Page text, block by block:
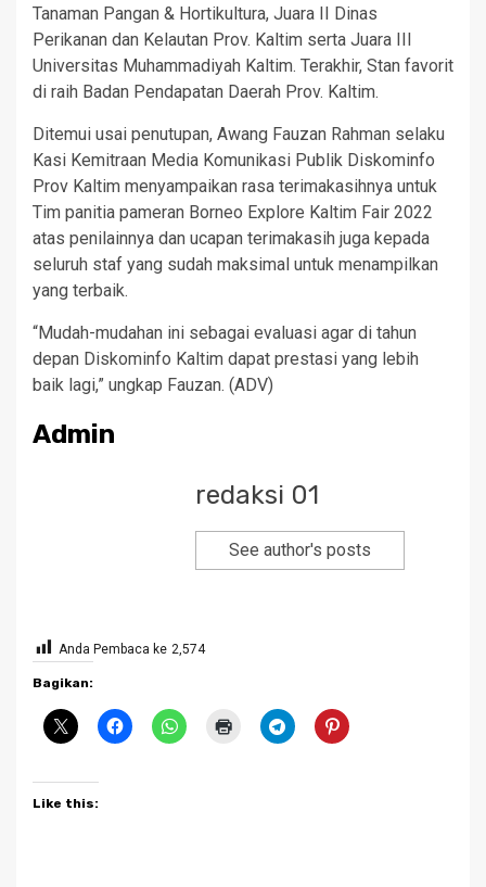
Tanaman Pangan & Hortikultura, Juara II Dinas
Perikanan dan Kelautan Prov. Kaltim serta Juara III
Universitas Muhammadiyah Kaltim. Terakhir, Stan favorit
di raih Badan Pendapatan Daerah Prov. Kaltim.
Ditemui usai penutupan, Awang Fauzan Rahman selaku
Kasi Kemitraan Media Komunikasi Publik Diskominfo
Prov Kaltim menyampaikan rasa terimakasihnya untuk
Tim panitia pameran Borneo Explore Kaltim Fair 2022
atas penilainnya dan ucapan terimakasih juga kepada
seluruh staf yang sudah maksimal untuk menampilkan
yang terbaik.
“Mudah-mudahan ini sebagai evaluasi agar di tahun
depan Diskominfo Kaltim dapat prestasi yang lebih
baik lagi,” ungkap Fauzan. (ADV)
Admin
redaksi 01
See author's posts
Anda Pembaca ke 2,574
Bagikan:
Like this: